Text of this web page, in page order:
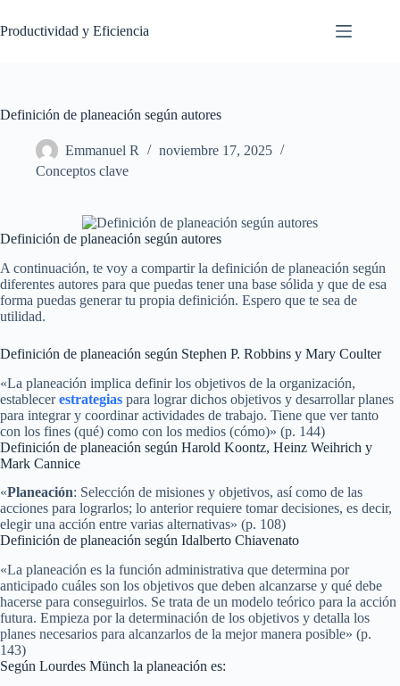
al
contenido
Productividad y Eficiencia
Definición de planeación según autores
Emmanuel R
noviembre 17, 2025
Conceptos clave
Definición de planeación según autores
A continuación, te voy a compartir la definición de planeación según
diferentes autores para que puedas tener una base sólida y que de esa
forma puedas generar tu propia definición. Espero que te sea de
utilidad.
Definición de planeación según Stephen P. Robbins y Mary Coulter
«La planeación implica definir los objetivos de la organización,
establecerestrategias para lograr dichos objetivos y desarrollar planes
para integrar y coordinar actividades de trabajo. Tiene que ver tanto
con los fines (qué) como con los medios (cómo)» (p. 144)
Definición de planeación según Harold Koontz, Heinz Weihrich y
Mark Cannice
«Planeación: Selección de misiones y objetivos, así como de las
acciones para lograrlos; lo anterior requiere tomar decisiones, es decir,
elegir una acción entre varias alternativas» (p. 108)
Definición de planeación según Idalberto Chiavenato
«La planeación es la función administrativa que determina por
anticipado cuáles son los objetivos que deben alcanzarse y qué debe
hacerse para conseguirlos. Se trata de un modelo teórico para la acción
futura. Empieza por la determinación de los objetivos y detalla los
planes necesarios para alcanzarlos de la mejor manera posible» (p.
143)
Según Lourdes Münch la planeación es: